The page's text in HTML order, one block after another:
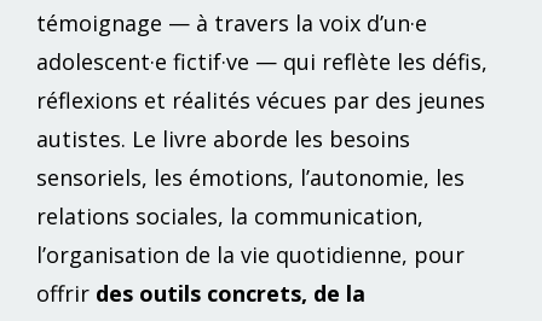
témoignage — à travers la voix d’un·e
adolescent·e fictif·ve — qui reflète les défis,
réflexions et réalités vécues par des jeunes
autistes. Le livre aborde les besoins
sensoriels, les émotions, l’autonomie, les
relations sociales, la communication,
l’organisation de la vie quotidienne, pour
offrir des outils concrets, de la